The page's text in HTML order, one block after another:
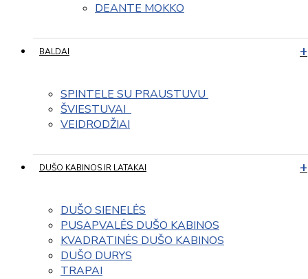
DEANTE MOKKO
BALDAI
SPINTELE SU PRAUSTUVU
ŠVIESTUVAI
VEIDRODŽIAI
DUŠO KABINOS IR LATAKAI
DUŠO SIENELĖS
PUSAPVALĖS DUŠO KABINOS
KVADRATINĖS DUŠO KABINOS
DUŠO DURYS
TRAPAI